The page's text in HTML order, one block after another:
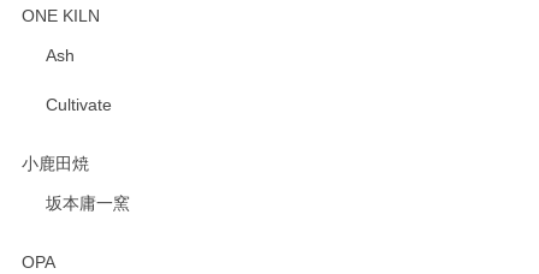
ONE KILN
Ash
Cultivate
小鹿田焼
坂本庸一窯
OPA